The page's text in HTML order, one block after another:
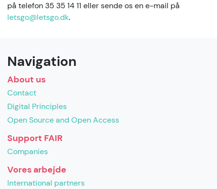
på telefon 35 35 14 11 eller sende os en e-mail på
letsgo@letsgo.dk.
Navigation
About us
Contact
Digital Principles
Open Source and Open Access
Support FAIR
Companies
Vores arbejde
International partners